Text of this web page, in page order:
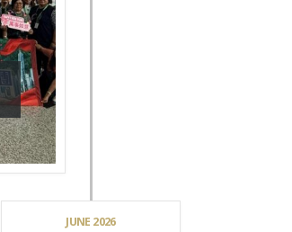
JUNE 2026